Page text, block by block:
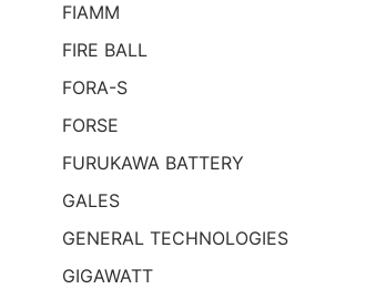
FIAMM
FIRE BALL
FORA-S
FORSE
FURUKAWA BATTERY
GALES
GENERAL TECHNOLOGIES
GIGAWATT